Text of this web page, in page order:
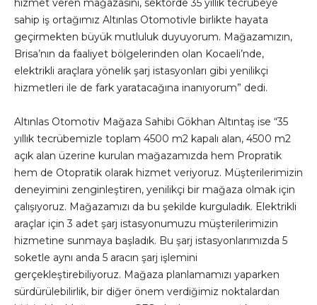
hizmet veren mağazasını, sektörde 35 yıllık tecrübeye
sahip iş ortağımız Altınlas Otomotivle birlikte hayata
geçirmekten büyük mutluluk duyuyorum. Mağazamızın,
Brisa’nın da faaliyet bölgelerinden olan Kocaeli’nde,
elektrikli araçlara yönelik şarj istasyonları gibi yenilikçi
hizmetleri ile de fark yaratacağına inanıyorum” dedi.
Altınlas Otomotiv Mağaza Sahibi Gökhan Altıntaş ise “35
yıllık tecrübemizle toplam 4500 m2 kapalı alan, 4500 m2
açık alan üzerine kurulan mağazamızda hem Propratik
hem de Otopratik olarak hizmet veriyoruz. Müşterilerimizin
deneyimini zenginleştiren, yenilikçi bir mağaza olmak için
çalışıyoruz. Mağazamızı da bu şekilde kurguladık. Elektrikli
araçlar için 3 adet şarj istasyonumuzu müşterilerimizin
hizmetine sunmaya başladık. Bu şarj istasyonlarımızda 5
soketle aynı anda 5 aracın şarj işlemini
gerçekleştirebiliyoruz. Mağaza planlamamızı yaparken
sürdürülebilirlik, bir diğer önem verdiğimiz noktalardan